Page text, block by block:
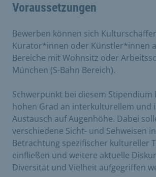
Voraussetzungen
Bewerben können sich
Kurator*innen oder Künstler*innen
Bereiche mit Wohnsitz oder
München (S-Bahn Bereich).
Schwerpunkt bei diesem Stipendium
hohen Grad an interkulturellem und
Austausch auf Augenhöhe. Dabei
verschiedene Sicht- und Sehweisen
Betrachtung spezifischer kultureller
einfließen und weitere aktuelle
Diversität und Vielheit aufgegriffen